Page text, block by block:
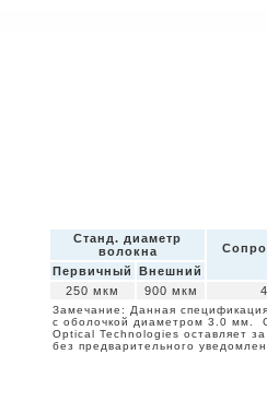
Станд. диаметр
волокна
Первичный
Внешний
250 мкм
900 мкм
Замечание: Данная
с оболочкой диаметром 3.0 мм.
Optical Technologies оставляет
без предварительного